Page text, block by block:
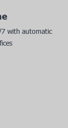
with automatic